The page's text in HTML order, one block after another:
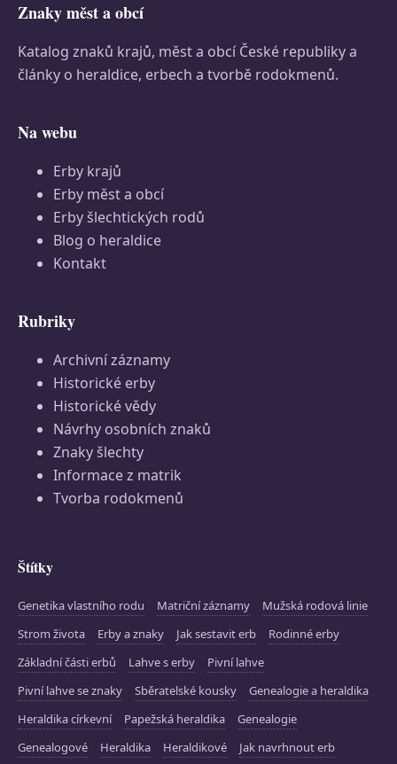
Znaky měst a obcí
Katalog znaků krajů, měst a obcí České republiky a
články o heraldice, erbech a tvorbě rodokmenů.
Na webu
Erby krajů
Erby měst a obcí
Erby šlechtických rodů
Blog o heraldice
Kontakt
Rubriky
Archivní záznamy
Historické erby
Historické vědy
Návrhy osobních znaků
Znaky šlechty
Informace z matrik
Tvorba rodokmenů
Štítky
Genetika vlastního rodu Matriční záznamy
Mužská rodová linie
Strom života
Erby a znaky Jak sestavit erb
Rodinné erby
Základní části erbů
Lahve s erby
Pivní lahve
Pivní lahve se znaky
Sběratelské kousky
Genealogie a heraldika
Heraldika církevní
Papežská heraldika
Genealogie
Genealogové
Heraldika Heraldikové Jak navrhnout erb